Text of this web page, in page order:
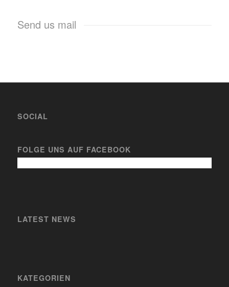
Send us mail
SOCIAL
FOLGE UNS AUF FACEBOOK
LATEST NEWS
KATEGORIEN